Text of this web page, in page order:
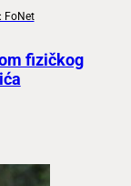
FoNet
fizičkog